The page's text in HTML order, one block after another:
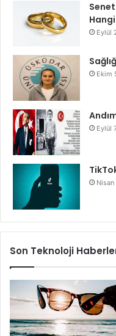
Eylül
Ekim
Eylül
Son Teknoloji